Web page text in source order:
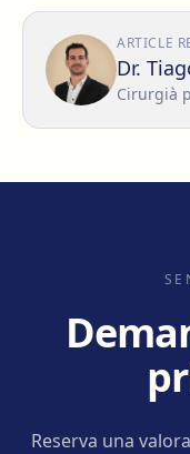
ARTICLE
Dr.
Cirurgià
Reserva una